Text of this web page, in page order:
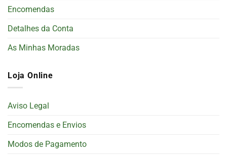
Encomendas
Detalhes da Conta
As Minhas Moradas
Loja Online
Aviso Legal
Encomendas e Envios
Modos de Pagamento